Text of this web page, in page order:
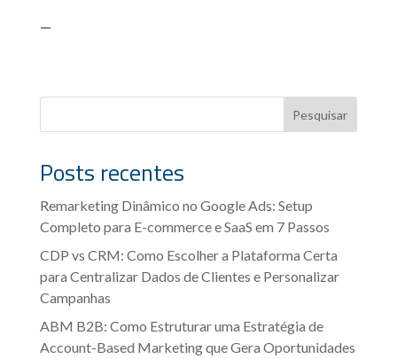
—
Pesquisar
Posts recentes
Remarketing Dinâmico no Google Ads: Setup
Completo para E-commerce e SaaS em 7 Passos
CDP vs CRM: Como Escolher a Plataforma Certa
para Centralizar Dados de Clientes e Personalizar
Campanhas
ABM B2B: Como Estruturar uma Estratégia de
Account-Based Marketing que Gera Oportunidades